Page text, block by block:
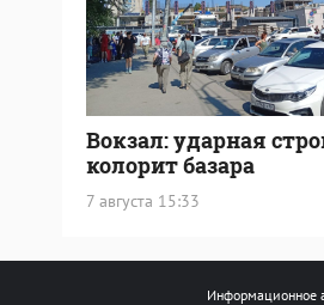
Вокзал: ударная
колорит базара
7 августа 15:33
Информационное